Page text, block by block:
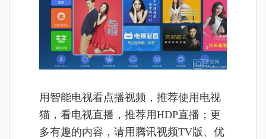
用智能电视看点播视频，推荐使用电视
猫，看电视直播，推荐用HDP直播；更
多有趣的内容，请用腾讯视频TV版、优